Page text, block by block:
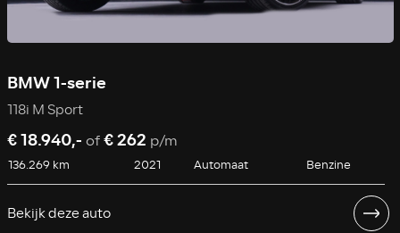
BMW 1-serie
118i M Sport
€ 18.940,- of€ 262 p/m
136.269 km 2021 Automaat Benzine
Bekijk deze auto